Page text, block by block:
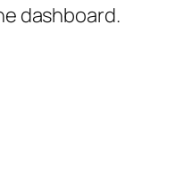
dashboard.